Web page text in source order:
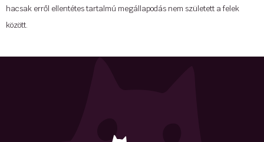
hacsak erről ellentétes tartalmú megállapodás nem született a felek
között.